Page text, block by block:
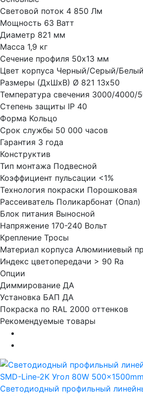
Световой поток 4 850 Лм
Мощность 63 Ватт
Диаметр 821 мм
Масса 1,9 кг
Сечение профиля 50х13 мм
Цвет корпуса Черный/Серый/Белый
Размеры (ДхШхВ) Ø 821 13х50
Температура свечения 3000/4000/
Степень защиты IP 40
Форма Кольцо
Срок службы 50 000 часов
Гарантия 3 года
Конструктив
Тип монтажа Подвесной
Коэффициент пульсации <1%
Технология покраски Порошковая
Рассеиватель Поликарбонат
Блок питания Выносной
Напряжение 170-240 Вольт
Крепление Тросы
Материал корпуса Алюминиевый
Индекс цветопередачи > 90 Ra
Опции
Диммирование ДА
Установка БАП ДА
Покраска по RAL 2000 оттенков
Рекомендуемые товары
Светодиодный профильный